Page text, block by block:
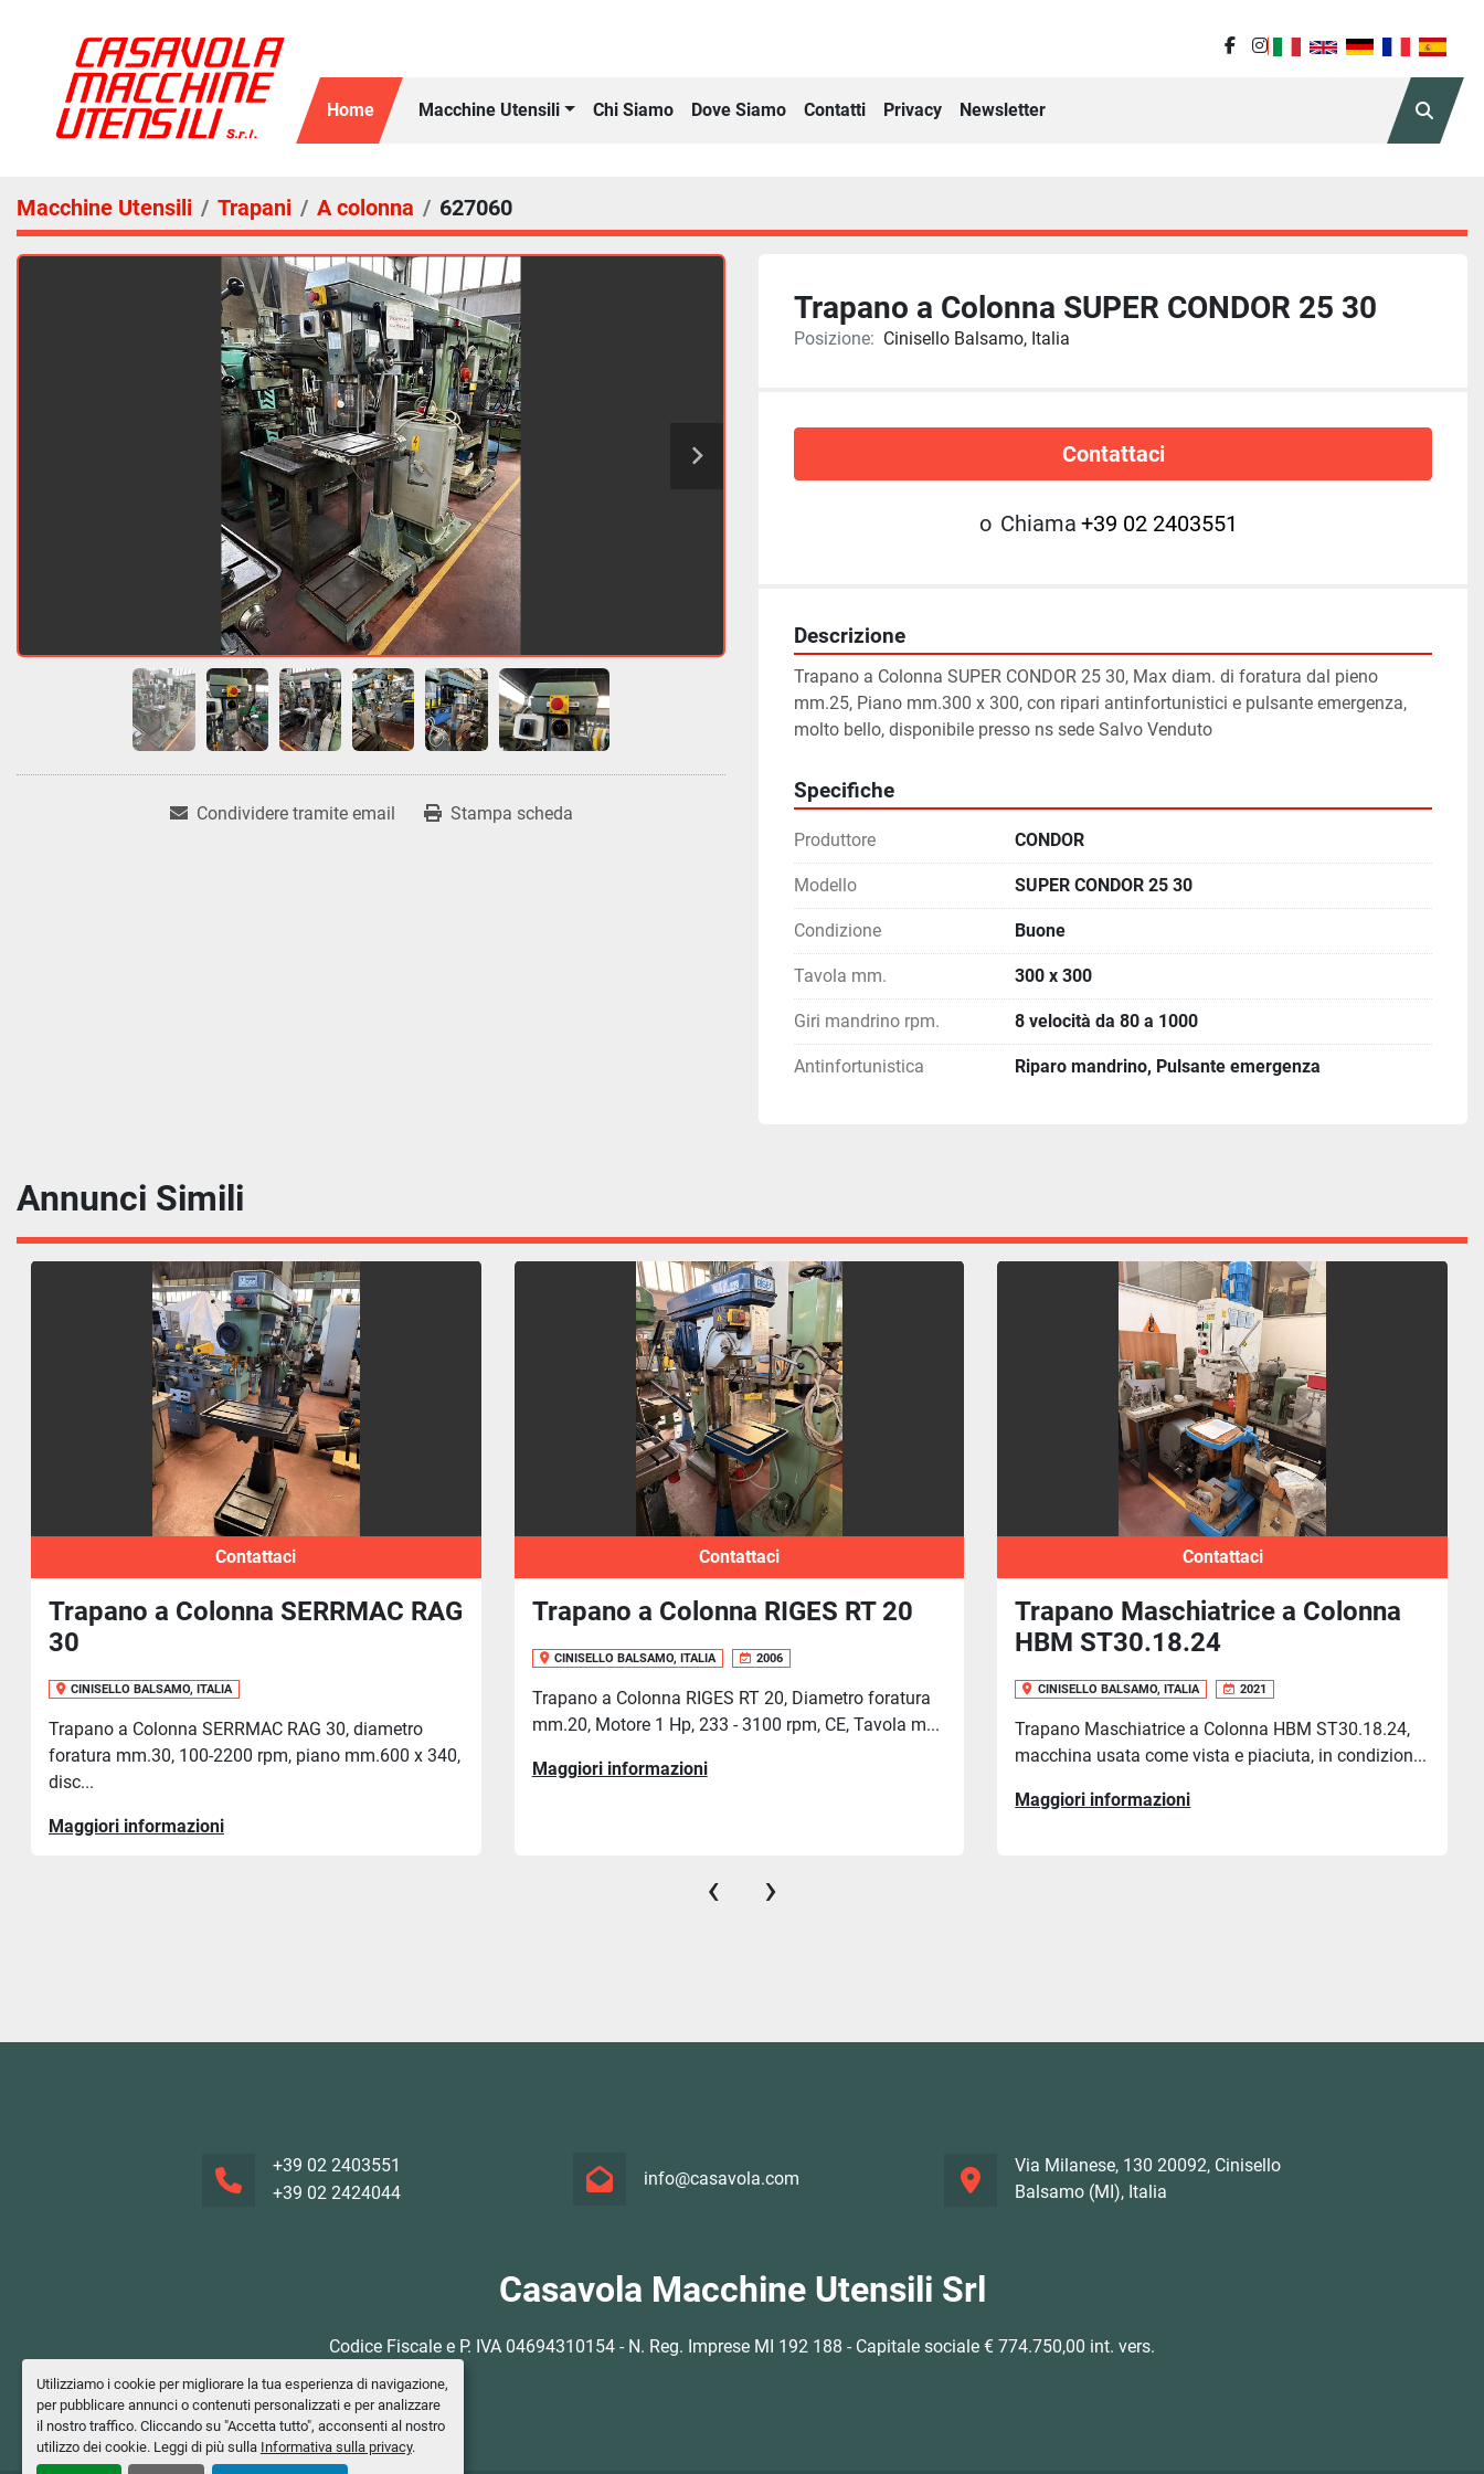
Utilizziamo i cookie per migliorare la tua esperienza di navigazione,
per pubblicare annunci o contenuti personalizzati e per analizzare
il nostro traffico. Cliccando su "Accetta tutto", acconsenti al nostro
utilizzo dei cookie. Leggi di più sulla Informativa sulla privacy.
facebookinstagram
Home Macchine Utensili Chi Siamo Dove Siamo Contatti Privacy Newsletter
Cerca
Macchine Utensili Trapani A colonna 627060
Condividere tramite email Stampa scheda
Trapano a Colonna SUPER CONDOR 25 30
Posizione: Cinisello Balsamo, Italia
Contattaci
o Chiama +39 02 2403551
Descrizione
Trapano a Colonna SUPER CONDOR 25 30, Max diam. di foratura dal pieno
mm.25, Piano mm.300 x 300, con ripari antinfortunistici e pulsante emergenza,
molto bello, disponibile presso ns sede Salvo Venduto
Specifiche
Produttore CONDOR
Modello SUPER CONDOR 25 30
Condizione Buone
Tavola mm. 300 x 300
Giri mandrino rpm. 8 velocità da 80 a 1000
Antinfortunistica Riparo mandrino, Pulsante emergenza
Annunci Simili
x 340,
Contattaci
Trapano a Colonna RIGES RT 20
Trapano a Colonna RIGES RT 20, Diametro foratura
mm.20, Motore 1 Hp, 233 - 3100 rpm, CE, Tavola m...
Maggiori informazioni
Contattaci
Trapano Maschiatrice a Colonna
HBM ST30.18.24
CINISELLO BALSAMO, ITALIA 2021
Trapano Maschiatrice a Colonna HBM ST30.18.24,
macchina usata come vista e piaciuta, in condizion...
Contattaci
Trapano a Colonna BIMAK 25 TP
Trapano a Colonna BIMAK 25 TP, Max diam. di
foratura dal pieno mm.25, tavola fissa mm.330 x
320, ...
Maggiori informazioni
‹ ›
+39 02 2403551
+39 02 2424044
info@casavola.com
Via Milanese, 130 20092, Cinisello
Balsamo (MI), Italia
Casavola Macchine Utensili Srl
Codice Fiscale e P. IVA 04694310154 - N. Reg. Imprese MI 192 188 - Capitale sociale € 774.750,00 int. vers.